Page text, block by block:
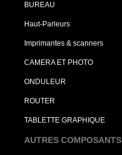
BUREAU
Haut-Parleurs
Imprimantes & scanners
CAMERA ET PHOTO
ONDULEUR
ROUTER
TABLETTE GRAPHIQUE
AUTRES COMPOSANTS